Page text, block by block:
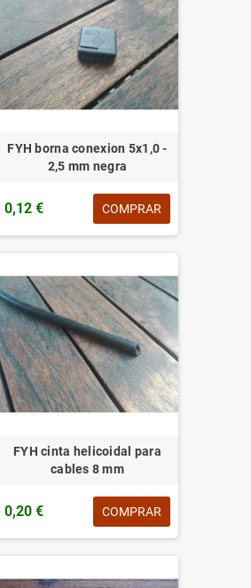
FYH borna conexion 5x1,0 -
2,5 mm negra
0,12 € COMPRAR
FYH cinta helicoidal para
cables 8 mm
0,20 € COMPRAR